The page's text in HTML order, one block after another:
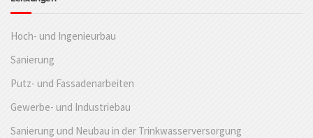
Hoch- und Ingenieurbau
Sanierung
Putz- und Fassadenarbeiten
Gewerbe- und Industriebau
Sanierung und Neubau in der Trinkwasserversorgung